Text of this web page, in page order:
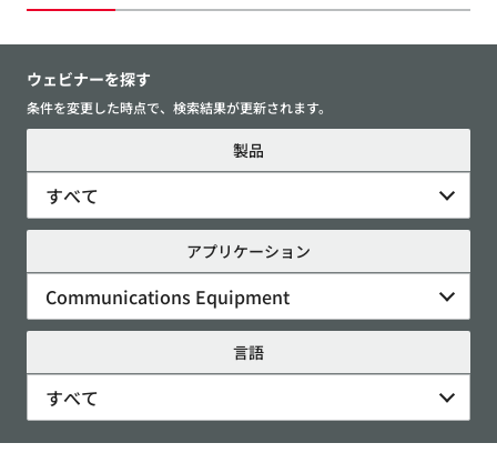
ウェビナーを探す
条件を変更した時点で、検索結果が更新されます。
製品
すべて
アプリケーション
Communications Equipment
言語
すべて